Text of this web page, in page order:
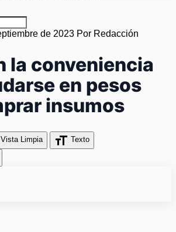
de 2023 Por Redacción
la conveniencia
en pesos
insumos
Vista Limpia format_size Texto